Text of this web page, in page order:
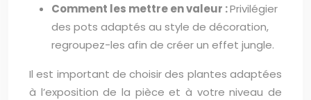
Comment les mettre en valeur :Privilégier
des pots adaptés au style de décoration,
regroupez-les afin de créer un effet jungle.
Il est important de choisir des plantes adaptées
à l’exposition de la pièce et à votre niveau de